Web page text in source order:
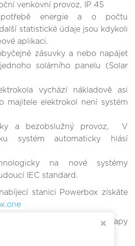
venkovní provoz, IP 45
energie a o počtu
statistické údaje jsou kdykoli
aplikaci.
zásuvky a nebo napájet
solárního panelu (Solar
vychází nákladově asi
majitele elektrokol není systém
a bezobslužný provoz, V
systém automaticky hlásí
na nové systémy
IEC standard.
stanici Powerbox získáte
(Mapy